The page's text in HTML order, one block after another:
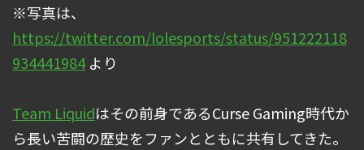
※写真は、
https://twitter.com/lolesports/status/951222118
934441984より
Team Liquidはその前身であるCurse Gaming時代か
ら長い苦闘の歴史をファンとともに共有してきた。